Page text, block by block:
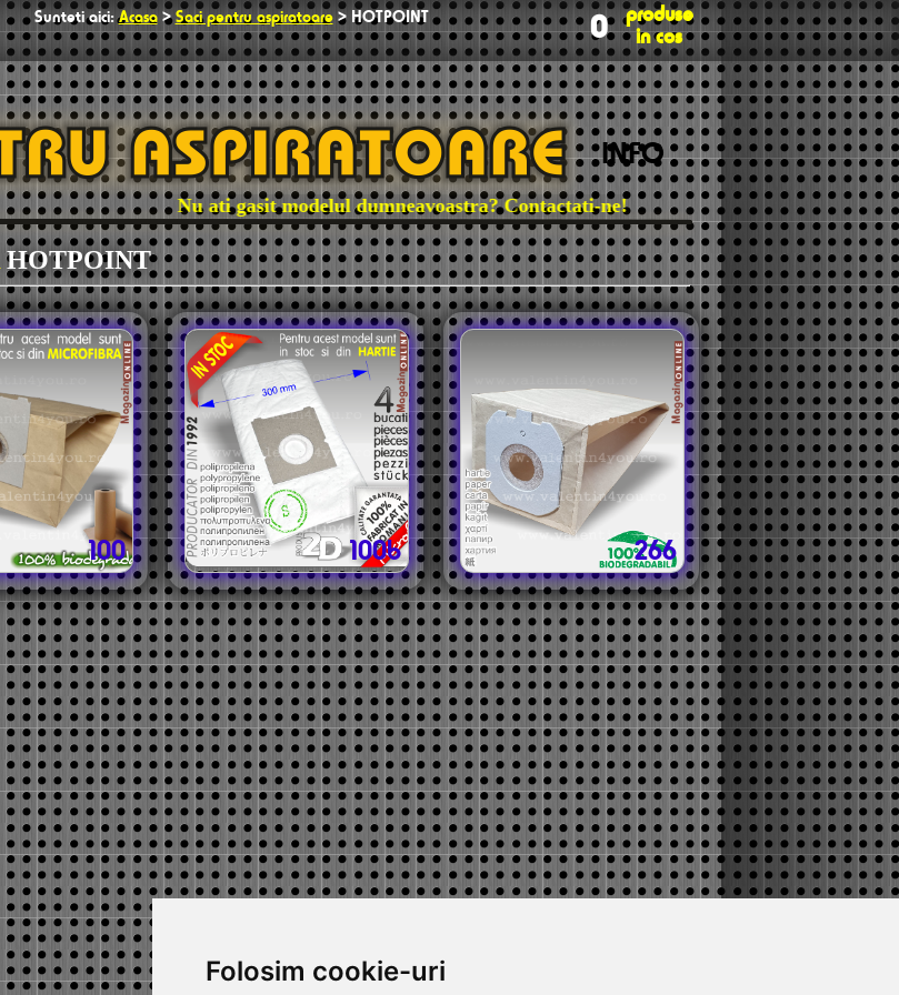
Folosim cookie-uri
Sunteti aici:Acasa>Saci pentru aspiratoare> HOTPOINT 0
produse
in cos
INFO
Nu ati gasit modelul dumneavoastra? Contactati-ne!
HOTPOINT
100 100b 266